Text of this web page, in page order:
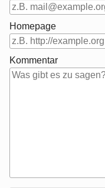
Homepage
Kommentar